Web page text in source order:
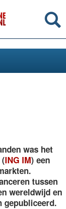
was het
ING IM) een
tussen
wereldwijd en
gepubliceerd.